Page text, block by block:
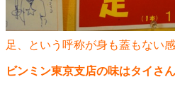
足、という呼称が身も蓋もない
ビンミン東京支店の味はタイさ